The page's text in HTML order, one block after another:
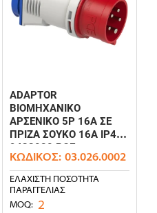
ADAPTOR
ΒΙΟΜΗΧΑΝΙΚΟ
ΑΡΣΕΝΙΚΟ 5P 16Α ΣΕ
ΠΡΙΖΑ ΣΟΥΚΟ 16A IP44
9433020 PCE
ΚΩΔΙΚΌΣ: 03.026.0002
ΕΛΆΧΙΣΤΗ ΠΟΣΌΤΗΤΑ
ΠΑΡΑΓΓΕΛΊΑΣ
MOQ: 2